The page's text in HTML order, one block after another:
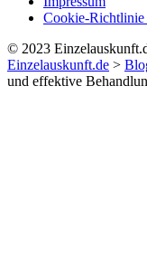
Cookie-
© 2023
Einzelauskunft.de >
und effektive